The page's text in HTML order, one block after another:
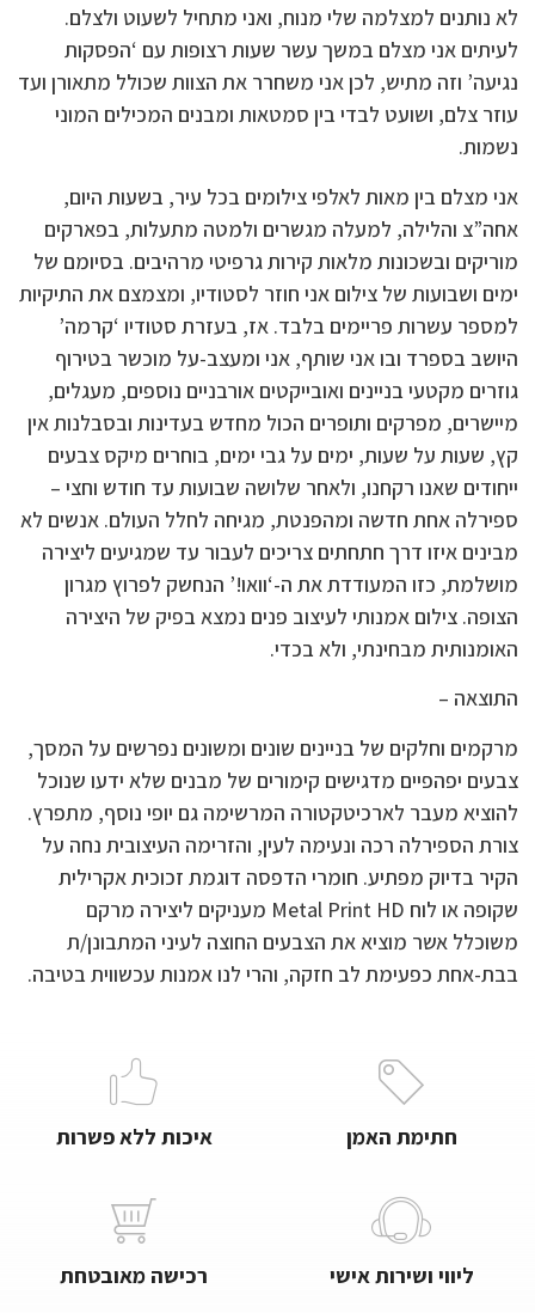
לא נותנים למצלמה שלי מנוח, ואני מתחיל לשעוט ולצלם.
לעיתים אני מצלם במשך עשר שעות רצופות עם ‘הפסקות
נגיעה’ וזה מתיש, לכן אני משחרר את הצוות שכולל מתאורן ועד
עוזר צלם, ושועט לבדי בין סמטאות ומבנים המכילים המוני
נשמות.
אני מצלם בין מאות לאלפי צילומים בכל עיר, בשעות היום,
אחה”צ והלילה, למעלה מגשרים ולמטה מתעלות, בפארקים
מוריקים ובשכונות מלאות קירות גרפיטי מרהיבים. בסיומם של
ימים ושבועות של צילום אני חוזר לסטודיו, ומצמצם את התיקיות
למספר עשרות פריימים בלבד. אז, בעזרת סטודיו ‘קרמה’
היושב בספרד ובו אני שותף, אני ומעצב-על מוכשר בטירוף
גוזרים מקטעי בניינים ואובייקטים אורבניים נוספים, מעגלים,
מיישרים, מפרקים ותופרים הכול מחדש בעדינות ובסבלנות אין
קץ, שעות על שעות, ימים על גבי ימים, בוחרים מיקס צבעים
ייחודים שאנו רקחנו, ולאחר שלושה שבועות עד חודש וחצי –
ספירלה אחת חדשה ומהפנטת, מגיחה לחלל העולם. אנשים לא
מבינים איזו דרך חתחתים צריכים לעבור עד שמגיעים ליצירה
מושלמת, כזו המעודדת את ה-‘וואו!’ הנחשק לפרוץ מגרון
הצופה. צילום אמנותי לעיצוב פנים נמצא בפיק של היצירה
האומנותית מבחינתי, ולא בכדי.
התוצאה –
מרקמים וחלקים של בניינים שונים ומשונים נפרשים על המסך,
צבעים יפהפיים מדגישים קימורים של מבנים שלא ידעו שנוכל
להוציא מעבר לארכיטקטורה המרשימה גם יופי נוסף, מתפרץ.
צורת הספירלה רכה ונעימה לעין, והזרימה העיצובית נחה על
הקיר בדיוק מפתיע. חומרי הדפסה דוגמת זכוכית אקרילית
שקופה או לוח Metal Print HD מעניקים ליצירה מרקם
משוכלל אשר מוציא את הצבעים החוצה לעיני המתבונן/ת
בבת-אחת כפעימת לב חזקה, והרי לנו אמנות עכשווית בטיבה.
חתימת האמן איכות ללא פשרות
ליווי ושירות אישי רכישה מאובטחת